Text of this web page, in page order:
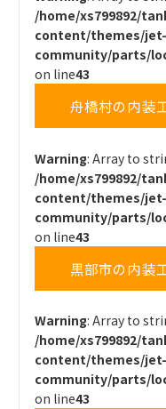
/home/xs799892/
content/themes/
community/parts/
on line43
舟橋村の内装
Warning: Array to
/home/xs799892/
content/themes/
community/parts/
on line43
黒部市の内装
Warning: Array to
/home/xs799892/
content/themes/
community/parts/
on line43